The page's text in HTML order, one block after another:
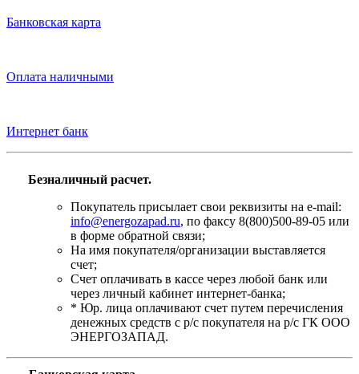
Банковская карта
Оплата наличными
Интернет банк
Безналичный расчет.
Покупатель присылает свои реквизиты на e-mail:
info@energozapad.ru, по факсу 8(800)500-89-05 или
в форме обратной связи;
На имя покупателя/организации выставляется
счет;
Счет оплачивать в кассе через любой банк или
через личный кабинет интернет-банка;
* Юр. лица оплачивают счет путем перечисления
денежных средств с р/с покупателя на р/с ГК ООО
ЭНЕРГОЗАПАД.